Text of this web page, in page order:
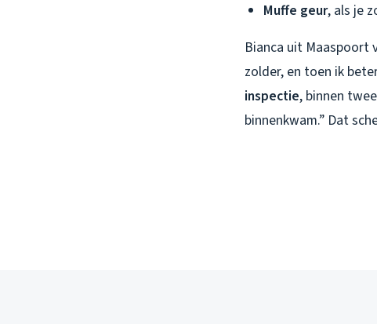
Muffe geur, als je
Bianca uit Maaspoort
zolder, en toen ik
inspectie, binnen
binnenkwam.” Dat